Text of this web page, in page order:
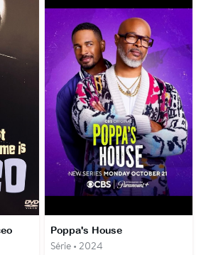
Poppa's House
Série • 2024